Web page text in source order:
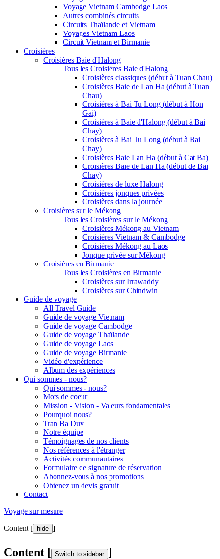
Voyage Vietnam Cambodge Laos
Autres combinés circuits
Circuits Thaïlande et Vietnam
Voyages Vietnam Laos
Circuit Vietnam et Birmanie
Croisières
Croisières Baie d'Halong
Tous les Croisières Baie d'Halong
Croisières classiques (début à Tuan Chau)
Croisières Baie de Lan Ha (début à Tuan
Chau)
Croisières à Bai Tu Long (début à Hon
Gai)
Croisières à Baie d'Halong (début à Bai
Chay)
Croisières à Bai Tu Long (début à Bai
Chay)
Croisières Baie Lan Ha (début à Cat Ba)
Croisières Baie de Lan Ha (début de Bai
Chay)
Croisières de luxe Halong
Croisières jonques privées
Croisières dans la journée
Croisières sur le Mékong
Tous les Croisières sur le Mékong
Croisières Mékong au Vietnam
Croisières Vietnam & Cambodge
Croisières Mékong au Laos
Jonque privée sur Mékong
Croisières en Birmanie
Tous les Croisières en Birmanie
Croisières sur Irrawaddy
Croisières sur Chindwin
Guide de voyage
All Travel Guide
Guide de voyage Vietnam
Guide de voyage Cambodge
Guide de voyage Thaïlande
Guide de voyage Laos
Guide de voyage Birmanie
Vidéo d'expérience
Album des expériences
Qui sommes - nous?
Qui sommes - nous?
Mots de coeur
Mission - Vision - Valeurs fondamentales
Pourquoi nous?
Tran Ba Duy
Notre équipe
Témoignages de nos clients
Nos références à l'étranger
Activités communautaires
Formulaire de signature de réservation
Abonnez-vous à nos promotions
Obtenez un devis gratuit
Contact
Voyage sur mesure
Content [ hide ]
Content [ Switch to sidebar ]